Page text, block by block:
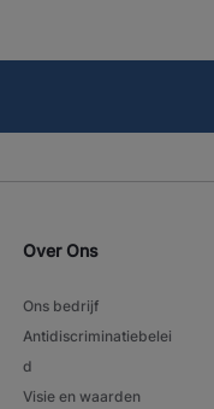
Over Ons
Ons bedrijf
Antidiscriminatiebelei
d
Visie en waarden